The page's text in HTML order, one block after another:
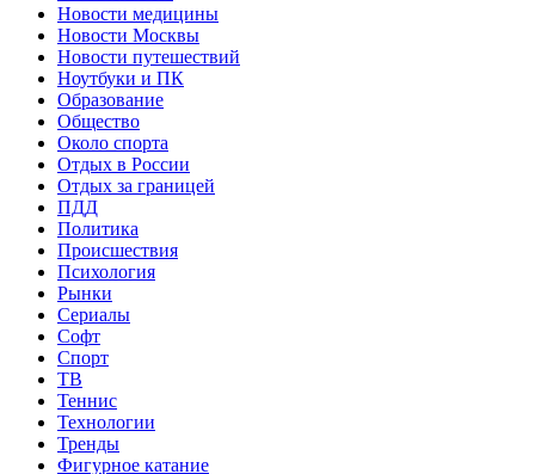
Новости медицины
Новости Москвы
Новости путешествий
Ноутбуки и ПК
Образование
Общество
Около спорта
Отдых в России
Отдых за границей
ПДД
Политика
Происшествия
Психология
Рынки
Сериалы
Софт
Спорт
ТВ
Теннис
Технологии
Тренды
Фигурное катание